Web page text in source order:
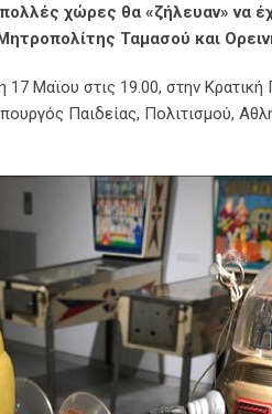
χώρες θα «ζήλευαν» να
Ταμασού και
17 Μαϊου στις 19.00, στην
Παιδείας, Πολιτισμού,